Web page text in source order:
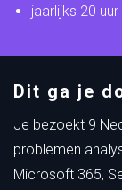
jaarlijks 20
Dit ga je
Je bezoekt 9
problemen
Microsoft 365,